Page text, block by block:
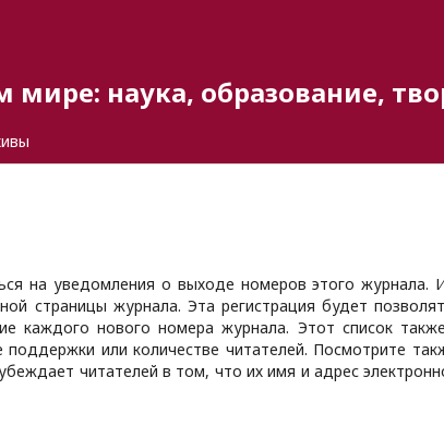
наука, образование,
на уведомления о выходе номеров этого журнала.
страницы журнала. Эта регистрация будет
каждого нового номера журнала. Этот список
или количестве читателей. Посмотрите
читателей в том, что их имя и адрес